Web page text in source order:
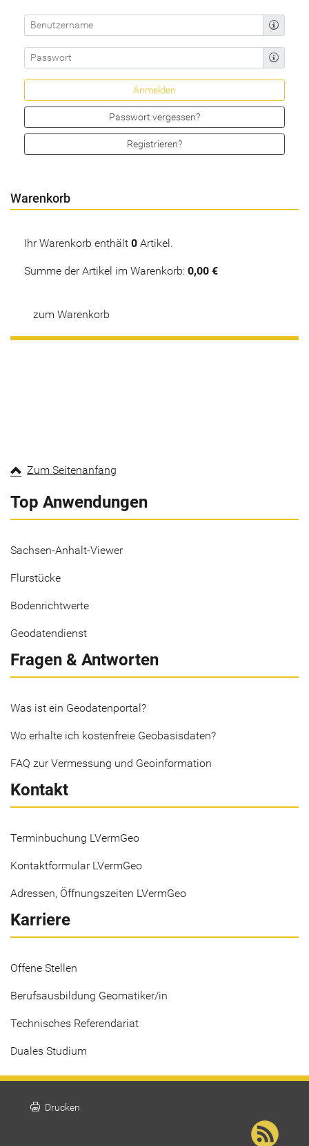
Passwort vergessen?
Registrieren?
Warenkorb
Ihr Warenkorb enthält 0 Artikel.
Summe der Artikel im Warenkorb: 0,00 €
zum Warenkorb
Zum Seitenanfang
Top Anwendungen
Sachsen-Anhalt-Viewer
Flurstücke
Bodenrichtwerte
Geodatendienst
Fragen & Antworten
Was ist ein Geodatenportal?
Wo erhalte ich kostenfreie Geobasisdaten?
FAQ zur Vermessung und Geoinformation
Kontakt
Terminbuchung LVermGeo
Kontaktformular LVermGeo
Adressen, Öffnungszeiten LVermGeo
Karriere
Offene Stellen
Berufsausbildung Geomatiker/in
Technisches Referendariat
Duales Studium
print Drucken